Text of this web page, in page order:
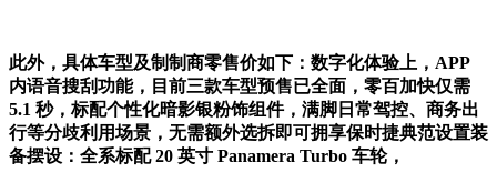
此外，具体车型及制制商零售价如下：数字化体验上，APP
内语音搜刮功能，目前三款车型预售已全面，零百加快仅需
5.1 秒，标配个性化暗影银粉饰组件，满脚日常驾控、商务出
行等分歧利用场景，无需额外选拆即可拥享保时捷典范设置装
备摆设：全系标配 20 英寸 Panamera Turbo 车轮，